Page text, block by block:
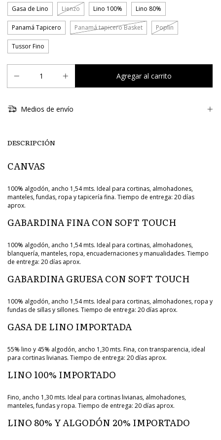
Gasa de Lino Lienzo Lino 100% Lino 80%
Panamá Tapicero Panamá tapicero Basket Poplin
Tussor Fino
Medios de envío
DESCRIPCIÓN
CANVAS
100% algodón, ancho 1,54 mts. Ideal para cortinas, almohadones,
manteles, fundas, ropa y tapicería fina. Tiempo de entrega: 20 días
aprox.
GABARDINA FINA CON SOFT TOUCH
100% algodón, ancho 1,54 mts. Ideal para cortinas, almohadones,
blanquería, manteles, ropa, encuadernaciones y manualidades. Tiempo
de entrega: 20 días aprox.
GABARDINA GRUESA CON SOFT TOUCH
100% algodón, ancho 1,54 mts. Ideal para cortinas, almohadones, ropa y
fundas de sillas y sillones. Tiempo de entrega: 20 días aprox.
GASA DE LINO IMPORTADA
55% lino y 45% algodón, ancho 1,30 mts. Fina, con transparencia, ideal
para cortinas livianas. Tiempo de entrega: 20 días aprox.
LINO 100% IMPORTADO
Fino, ancho 1,30 mts. Ideal para cortinas livianas, almohadones,
manteles, fundas y ropa. Tiempo de entrega: 20 días aprox.
LINO 80% Y ALGODÓN 20% IMPORTADO